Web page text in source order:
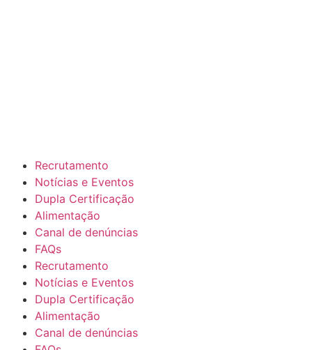
Recrutamento
Notícias e Eventos
Dupla Certificação
Alimentação
Canal de denúncias
FAQs
Recrutamento
Notícias e Eventos
Dupla Certificação
Alimentação
Canal de denúncias